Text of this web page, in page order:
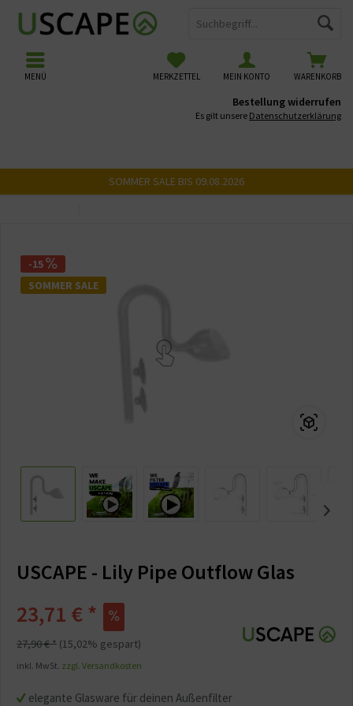
WARENKORB
MERKZETTEL MEIN KONTO
MENÜ
Bestellung widerrufen
Es gilt unsere Datenschutzerklärung
SOMMER SALE BIS 09.08.2026
-15
SOMMER SALE
USCAPE - Lily Pipe Outflow Glas
elegante Glasware für deinen Außenfilter
23,71 € *
27,90 € * (15,02% gespart)
inkl. MwSt. zzgl. Versandkosten